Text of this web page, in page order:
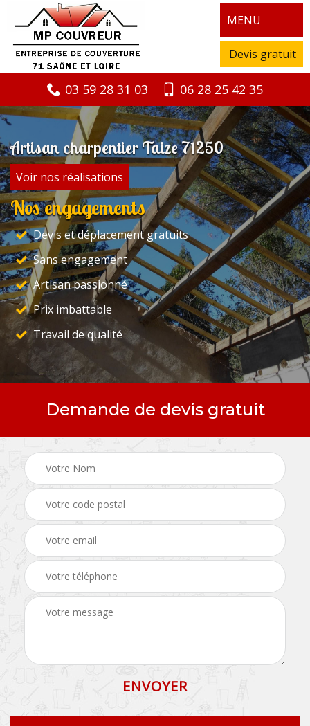
MENU
Devis gratuit
03 59 28 31 03 06 28 25 42 35
Artisan charpentier Taize 71250
Voir nos réalisations
Nos engagements
Devis et déplacement gratuits
Sans engagement
Artisan passionné
Prix imbattable
Travail de qualité
Demande de devis gratuit